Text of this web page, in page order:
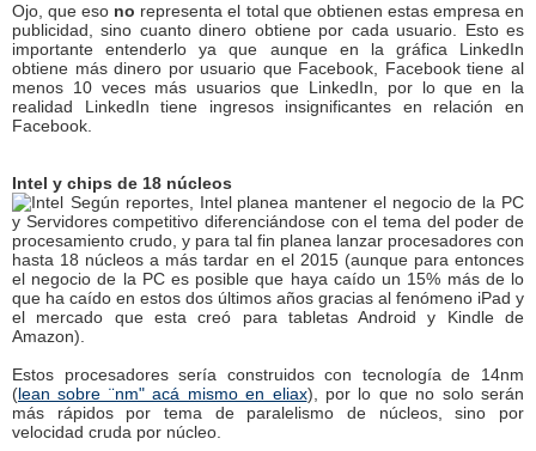
Ojo, que eso no representa el total que obtienen estas empresa en
publicidad, sino cuanto dinero obtiene por cada usuario. Esto es
importante entenderlo ya que aunque en la gráfica LinkedIn
obtiene más dinero por usuario que Facebook, Facebook tiene al
menos 10 veces más usuarios que LinkedIn, por lo que en la
realidad LinkedIn tiene ingresos insignificantes en relación en
Facebook.
Intel y chips de 18 núcleos
Según reportes, Intel planea mantener el negocio de la PC
y Servidores competitivo diferenciándose con el tema del poder de
procesamiento crudo, y para tal fin planea lanzar procesadores con
hasta 18 núcleos a más tardar en el 2015 (aunque para entonces
el negocio de la PC es posible que haya caído un 15% más de lo
que ha caído en estos dos últimos años gracias al fenómeno iPad y
el mercado que esta creó para tabletas Android y Kindle de
Amazon).
Estos procesadores sería construidos con tecnología de 14nm
(lean sobre ¨nm" acá mismo en eliax), por lo que no solo serán
más rápidos por tema de paralelismo de núcleos, sino por
velocidad cruda por núcleo.